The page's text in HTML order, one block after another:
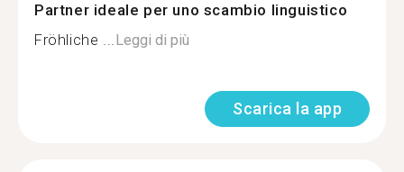
Partner ideale per uno scambio linguistico
Fröhliche ...Leggi di più
Scarica la app